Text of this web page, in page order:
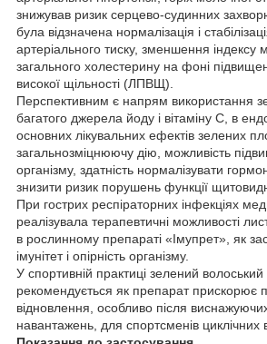
знижував ризик серцево-судинних
була відзначена нормалізація і
артеріального тиску, зменшення індексу
загального холестерину на фоні
високої щільності (ЛПВЩ).
Перспективним є напрям використання
багатого джерела йоду і вітаміну С, в
основних лікувальних ефектів зелених
загальнозміцнюючу дію, можливість
організму, здатність нормалізувати
знизити ризик порушень функції
При гострих респіраторних інфекціях
реалізувала терапевтичні можливості
в рослинному препараті «Імупрет», як
імунітет і опірність організму.
У спортивній практиці зелений волоський
рекомендується як препарат прискорює
відновлення, особливо після
навантажень, для спортсменів циклічних